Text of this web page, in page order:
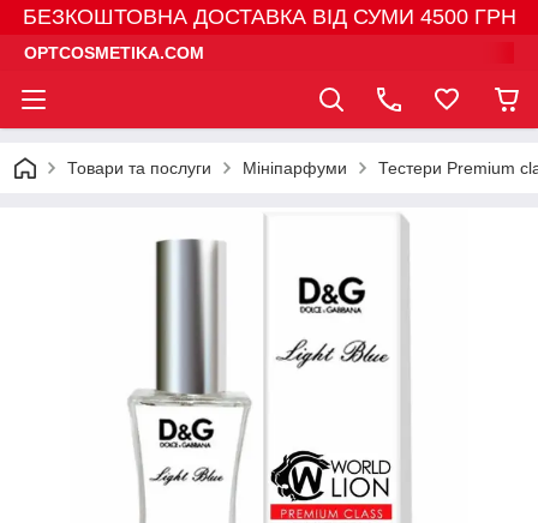
БЕЗКОШТОВНА ДОСТАВКА ВІД СУМИ 4500 ГРН
OPTCOSMETIKA.COM
Товари та послуги Мініпарфуми Тестери Premium